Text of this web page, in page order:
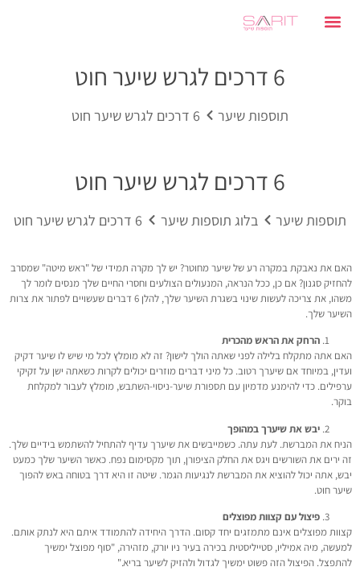
6 דרכים לגרש שיער חוט
תוספות שיער 6 דרכים לגרש שיער חוט
6 דרכים לגרש שיער חוט
תוספות שיער בלוג תוספות שיער 6 דרכים לגרש שיער חוט
האם את נאבקת במקרה רע של שיער מחוטר? יש לך מקרה תמידי של "ראש מיטה" שמסרב
להחזיק סגנון? אם כן, ככל הנראה, המנעולים הצולעים וחסרי החיים שלך מנסים לומר לך
משהו, את צריכה לעשות שינוי בשגרת השיער שלך, להלן 6 דברים שעשויים לפתור את צרות
השיער שלך.
הרחק את הראש מהכרית
האם אתה מתקלח בלילה לפני שאתה הולך לישון? זה לא מומלץ לכל מי שיש לו שיער דקיק
ועדין, במיוחד אם שיערך רטוב. כל מיני דברים מוזרים יכולים לקרות כשאתה ישן על זקיקי
ערפילים. כדי להימנע מדמיון עם תספורת שיער-ניסוי-השתבש, מומלץ לעבור למקלחת
בוקר.
יבש את שיערך במהופך
הניח את המברשת. לעת עתה. כשמייבשים את שיערך עדיף להתחיל להשתמש בידיים שלך.
זה ירים את השורשים ויגס את החלק הציפורן, תוך מקסימום נפח. כאשר השיער שלך כמעט
יבש, אתה יכול להוציא את המברשת לנגיעות הגמר. שיטה זו היא דרך בטוחה באש להפוך
שיער חוט.
פיצול עם קצוות מפוצלים
קצוות מפוצלים אינם מתמזגים יחד קסום. הדרך היחידה להתמודד איתם היא לנתק אותם.
למעשה, מיה אמיליו, סטייליסטית בכירה בעיר ניו יורק, מזהירה, "סוף מפוצל ימשיך
להתפצל. הפיצול הזה פשוט ימשיך לגדול ולהזיק לשיער בריא."